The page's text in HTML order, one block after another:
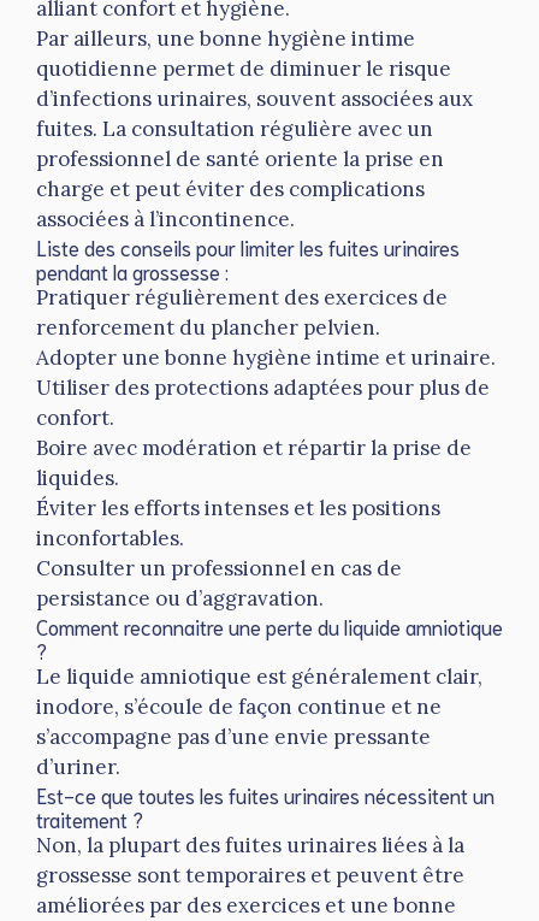
alliant confort et hygiène.
Par ailleurs, une bonne hygiène intime
quotidienne permet de diminuer le risque
d’infections urinaires, souvent associées aux
fuites. La consultation régulière avec un
professionnel de santé oriente la prise en
charge et peut éviter des complications
associées à l’incontinence.
Liste des conseils pour limiter les fuites urinaires
pendant la grossesse :
Pratiquer régulièrement des exercices de
renforcement du plancher pelvien.
Adopter une bonne hygiène intime et urinaire.
Utiliser des protections adaptées pour plus de
confort.
Boire avec modération et répartir la prise de
liquides.
Éviter les efforts intenses et les positions
inconfortables.
Consulter un professionnel en cas de
persistance ou d’aggravation.
Comment reconnaitre une perte du liquide amniotique
?
Le liquide amniotique est généralement clair,
inodore, s’écoule de façon continue et ne
s’accompagne pas d’une envie pressante
d’uriner.
Est-ce que toutes les fuites urinaires nécessitent un
traitement ?
Non, la plupart des fuites urinaires liées à la
grossesse sont temporaires et peuvent être
améliorées par des exercices et une bonne